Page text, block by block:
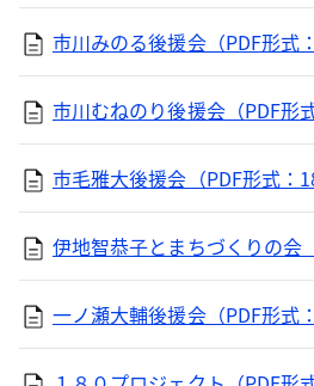
市川みのる後援会（PDF形式
市川むねのり後援会（PDF形
市毛雅大後援会（PDF形式：
伊地智恭子とまちづくりの会
一ノ瀬大輔後援会（PDF形式